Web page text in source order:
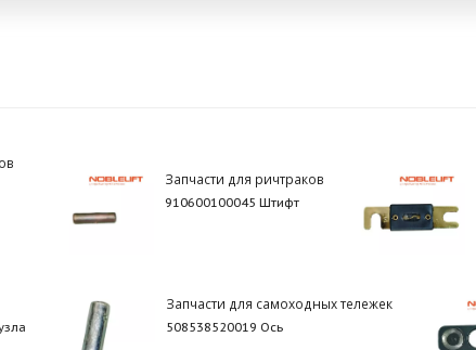
Запчасти для ричтраков
910600100045 Штифт
Запчасти для самоходных тележек
508538520019 Ось